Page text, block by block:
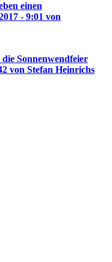
einen
- 9:01 von
Sonnenwendfeier
von Stefan Heinrichs